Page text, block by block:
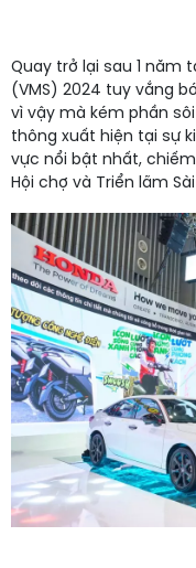
Quay trở lại sau 1 năm
(VMS) 2024 tuy vắng
vì vậy mà kém phần
thông xuất hiện tại sự
vực nổi bật nhất,
Hội chợ và Triển lãm